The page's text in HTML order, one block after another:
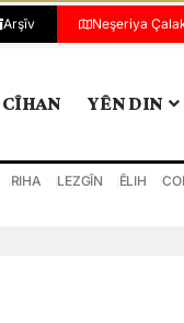
Arşîv Neşeriya
CÎHAN YÊN DIN
RIHA LEZGÎN ÊLIH